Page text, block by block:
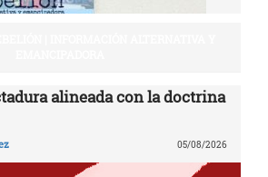
alineada con la doctrina
05/08/2026